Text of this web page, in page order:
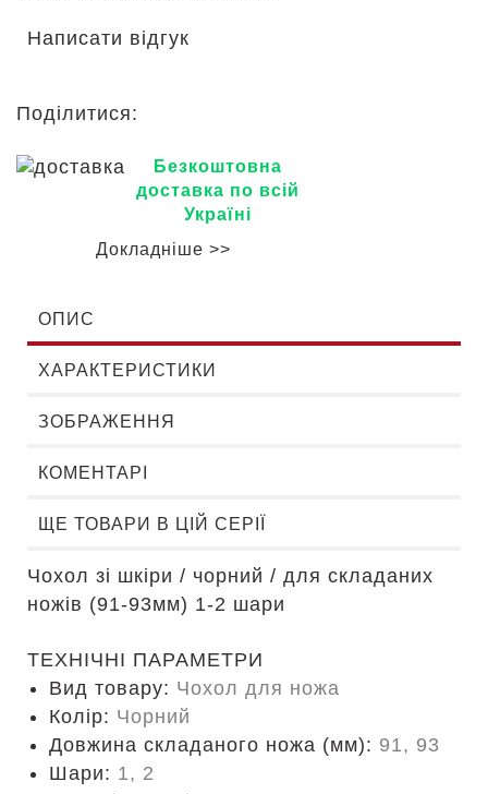
Написати відгук
Поділитися:
Безкоштовна
доставка по всій
Україні
Докладніше >>
ОПИС
ХАРАКТЕРИСТИКИ
ЗОБРАЖЕННЯ
КОМЕНТАРІ
ЩЕ ТОВАРИ В ЦІЙ СЕРІЇ
Чохол зі шкіри / чорний / для складаних
ножів (91-93мм) 1-2 шари
ТЕХНІЧНІ ПАРАМЕТРИ
Вид товару: Чохол для ножа
Колір: Чорний
Довжина складаного ножа (мм): 91, 93
Шари: 1, 2